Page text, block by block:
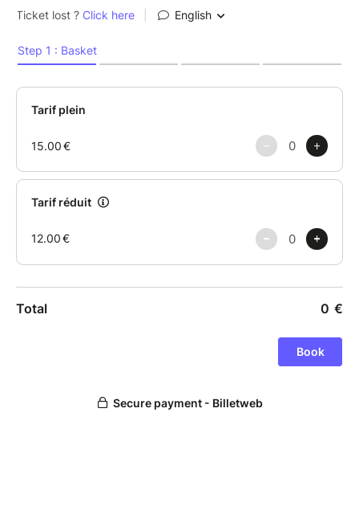
jeu des comédiens insufflent une dimension physique
et chorégraphie au texte. Sans jamais tomber dans le
drame, ils jonglent entre les personnages et leur
propre couple avec un naturel déconcertant et une
jubilation contagieuse !
Le public se laisse embarquer dans un univers drôle
indignation. Et si finalement le secret du couple
c'était d'en rire ?
« Un moment de théâtre profondément humain, où le
public devient le témoin complice de cette aventure
Ouest France
Tout public, à partir de 14 ans
Durée 1h15
Mise en scène par Marie Rechner